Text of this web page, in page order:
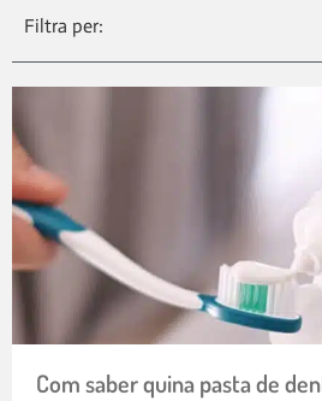
Filtra per:
Com saber quina pasta de